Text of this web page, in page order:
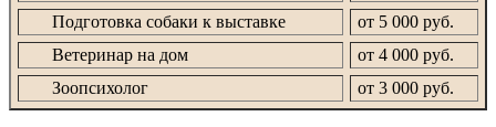
Подготовка собаки к выставке
от 5 000 руб.
Ветеринар на дом
от 4 000 руб.
Зоопсихолог
от 3 000 руб.